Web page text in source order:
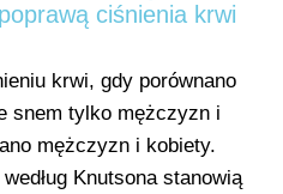
ciśnienia krwi
krwi, gdy porównano
snem tylko mężczyzn i
mężczyzn i kobiety.
Knutsona stanowią